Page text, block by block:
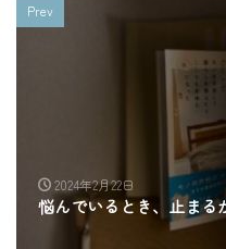
Prev
2024年2月22日
悩んでいるとき、止まる